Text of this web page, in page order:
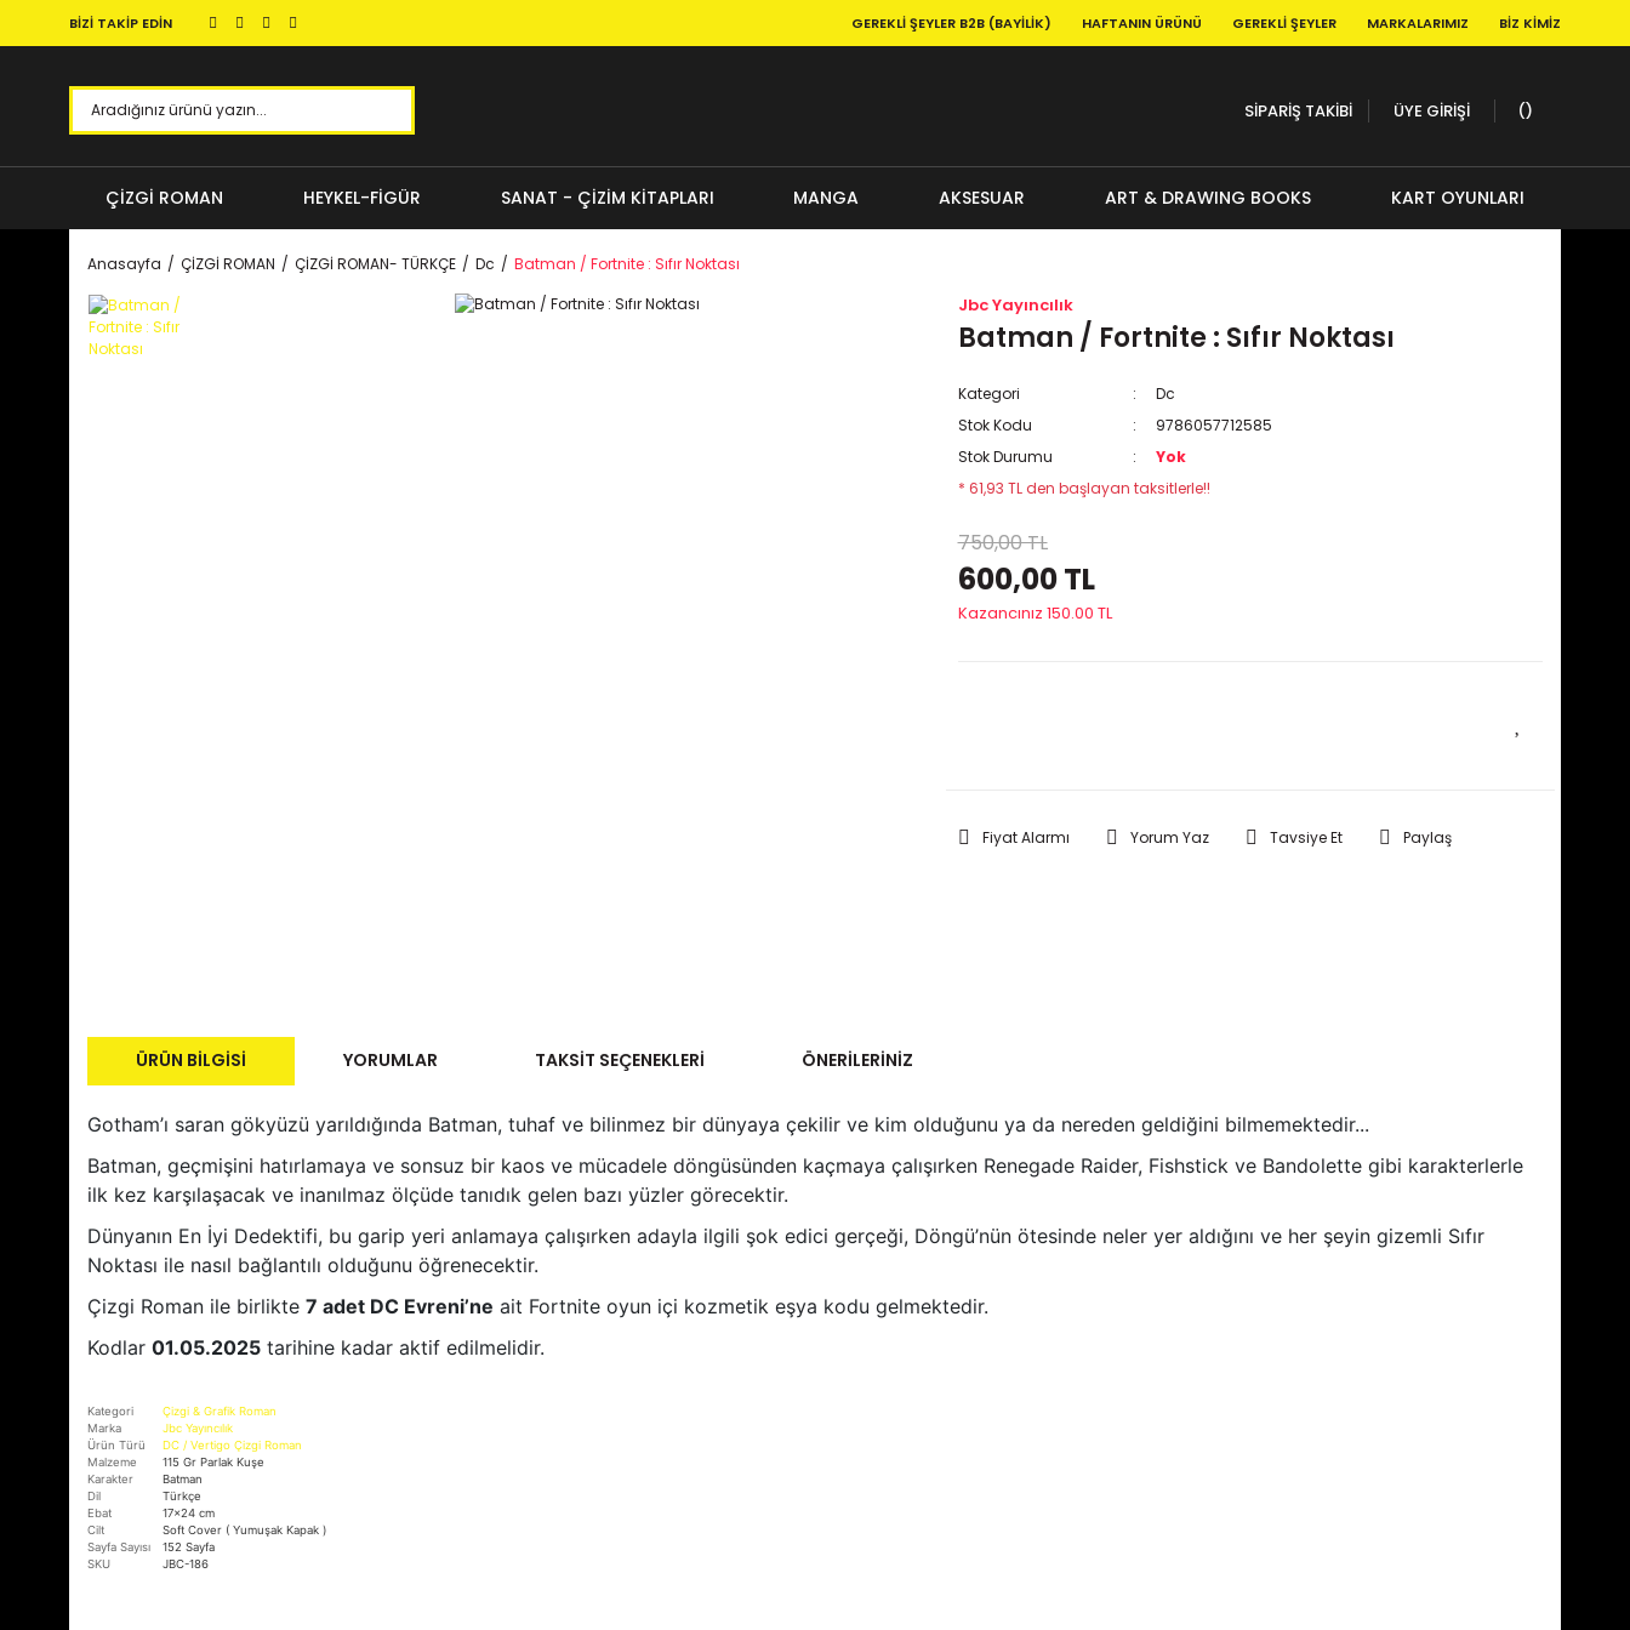
BİZİ TAKİP EDİN GEREKLI ŞEYLER B2B (BAYILIK) HAFTANIN ÜRÜNÜ GEREKLI ŞEYLER MARKALARIMIZ BIZ KIMIZ
SİPARİŞ TAKİBİ ÜYE GİRİŞİ
ÇİZGİ ROMAN HEYKEL-FİGÜR SANAT - ÇİZİM KİTAPLARI MANGA AKSESUAR ART & DRAWING BOOKS KART OYUNLARI
Anasayfa ÇİZGİ ROMAN ÇİZGİ ROMAN- TÜRKÇE Dc Batman / Fortnite : Sıfır Noktası
Jbc Yayıncılık
Batman / Fortnite : Sıfır Noktası
Kategori
Dc
Stok Kodu
9786057712585
Stok Durumu
Yok
* 61,93 TL den başlayan taksitlerle!!
750,00 TL
600,00 TL
Kazancınız 150.00 TL
Fiyat Alarmı Yorum Yaz Tavsiye Et Paylaş
ÜRÜN BILGISI YORUMLAR TAKSIT SEÇENEKLERI ÖNERILERINIZ
Gotham’ı saran gökyüzü yarıldığında Batman, tuhaf ve bilinmez bir dünyaya çekilir ve kim olduğunu ya da nereden geldiğini bilmemektedir...
Batman, geçmişini hatırlamaya ve sonsuz bir kaos ve mücadele döngüsünden kaçmaya çalışırken Renegade Raider, Fishstick ve Bandolette gibi karakterlerle
ilk kez karşılaşacak ve inanılmaz ölçüde tanıdık gelen bazı yüzler görecektir.
Dünyanın En İyi Dedektifi, bu garip yeri anlamaya çalışırken adayla ilgili şok edici gerçeği, Döngü’nün ötesinde neler yer aldığını ve her şeyin gizemli Sıfır
Noktası ile nasıl bağlantılı olduğunu öğrenecektir.
Çizgi Roman ile birlikte 7 adet DC Evreni’ne ait Fortnite oyun içi kozmetik eşya kodu gelmektedir.
Kodlar 01.05.2025 tarihine kadar aktif edilmelidir.
Kategori
Çizgi & Grafik Roman
Marka
Jbc Yayıncılık
Ürün Türü
DC / Vertigo Çizgi Roman
Malzeme
115 Gr Parlak Kuşe
Karakter
Batman
Dil
Türkçe
Ebat
17x24 cm
Cilt
Soft Cover ( Yumuşak Kapak )
Sayfa Sayısı
152 Sayfa
SKU
JBC-186